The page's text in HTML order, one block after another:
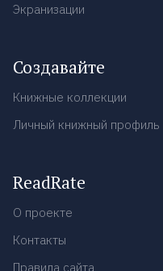
Экранизации
Создавайте
Книжные коллекции
Личный книжный профиль
ReadRate
О проекте
Контакты
Правила сайта